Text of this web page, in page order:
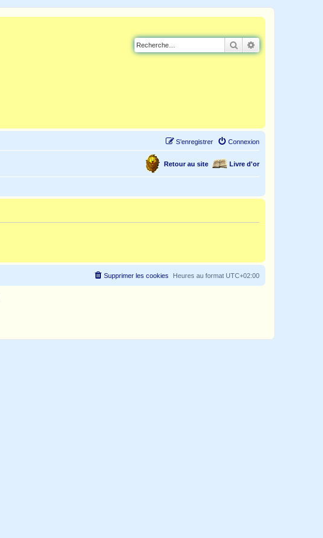
Rechercher
Connexion
S’enregistrer
Livre d'or
Retour au site
Heures au format UTC+02:00
Supprimer les cookies